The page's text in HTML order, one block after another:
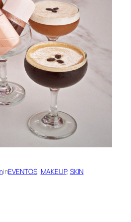
inEVENTOS, MAKEUP, SKIN